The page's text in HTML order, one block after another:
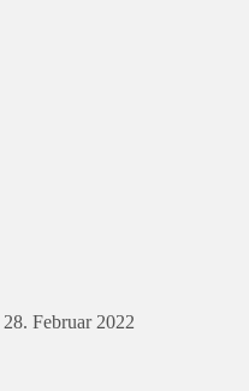
28. Februar 2022